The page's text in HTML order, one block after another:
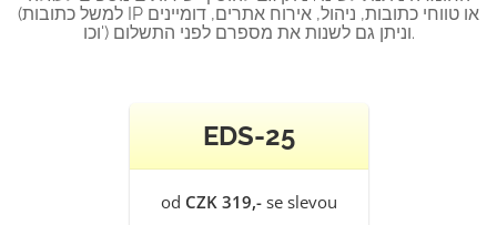
(למשל כתובות IP או טווחי כתובות, ניהול, אירוח אתרים, דומיינים
וכו') וניתן גם לשנות את מספרם לפני התשלום.
EDS-25
od CZK 319,-se slevou